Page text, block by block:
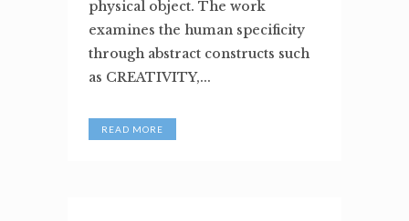
physical object. The work
examines the human specificity
through abstract constructs such
as CREATIVITY,...
READ MORE